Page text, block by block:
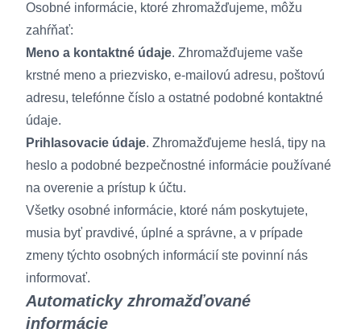
Osobné informácie, ktoré zhromažďujeme, môžu
zahŕňať:
Meno a kontaktné údaje. Zhromažďujeme vaše
krstné meno a priezvisko, e-mailovú adresu, poštovú
adresu, telefónne číslo a ostatné podobné kontaktné
údaje.
Prihlasovacie údaje. Zhromažďujeme heslá, tipy na
heslo a podobné bezpečnostné informácie používané
na overenie a prístup k účtu.
Všetky osobné informácie, ktoré nám poskytujete,
musia byť pravdivé, úplné a správne, a v prípade
zmeny týchto osobných informácií ste povinní nás
informovať.
Automaticky zhromažďované
informácie